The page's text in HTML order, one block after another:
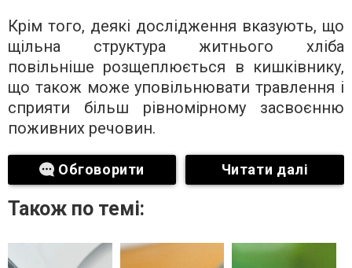
Крім того, деякі дослідження вказують, що
щільна структура житнього хліба
повільніше розщеплюється в кишківнику,
що також може уповільнювати травлення і
сприяти більш рівномірному засвоєнню
поживних речовин.
Обговорити Читати далі
Також по темі: